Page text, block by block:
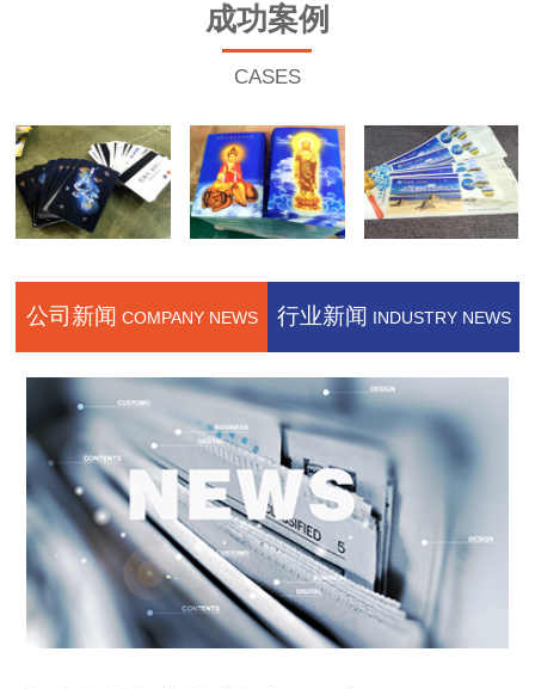
成功案例
CASES
公司新闻 COMPANY NEWS 行业新闻 INDUSTRY NEWS